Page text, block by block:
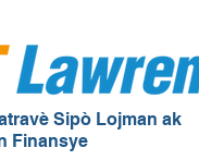
Sipò Lojman ak
Finansye